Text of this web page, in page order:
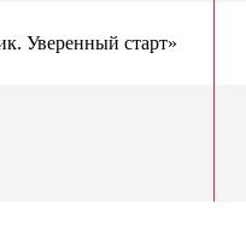
Уверенный старт»